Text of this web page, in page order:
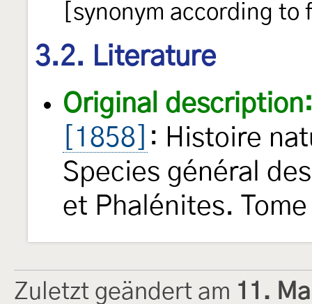
[synonym according
3.2. Literature
Original description:
[1858]
: Histoire
Species général
et Phalénites.
Zuletzt geändert am 11.